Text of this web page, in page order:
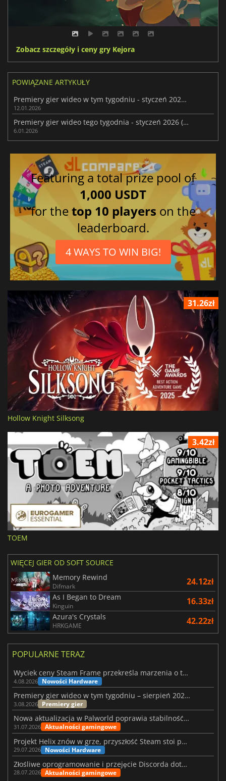
Zobacz szczegóły i ceny gry Kejora
POWIĄZANE ARTYKUŁY
Premiery gier wideo w tym tygodniu - styczeń 2026 (tydzień 3)
12.01.2026
Premiery gier wideo tego tygodnia - styczeń 2026 (tydzień 2)
6.01.2026
Featuring a total prize pool of
1,000 USDT
for thetop 10 players on the
leaderboard.
4 WAYS TO WIN BIG!
31.26zł
Hollow Knight Silksong
3.42zł
TOEM
WIĘCEJ GIER OD SOFT SOURCE
Memory Rewind
Difmark 24.12zł
As I Began to Dream
Kinguin 16.33zł
Azura's Crystals
HRKGAME 42.22zł
POPULARNE TERAZ
Wyciek ceny Steam Frame przekreśla marzenia o tanim zestawie VR
4.08.2026 Nowości Hardware
Premiery gier wideo w tym tygodniu – sierpień 2026 r. (32. tydzień)
3.08.2026 Premiery gier
Nowa aktualizacja w Palworld poprawia stabilność Sunreach i walk z bossami
31.07.2026 Aktualności gamingowe
Projekt Helix znów w grze, przyszłość Steam stoi pod znakiem zapytania
29.07.2026 Nowości Hardware
Złośliwe oprogramowanie i przejęcie Discorda dotknęły Meccha Chameleon
28.07.2026 Aktualności gamingowe